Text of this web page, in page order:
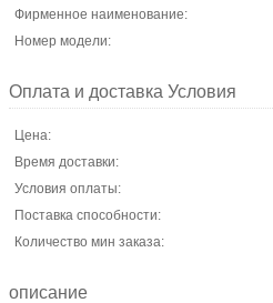
Фирменное наименование:
Номер модели:
Оплата и доставка Условия
Цена:
Время доставки:
Условия оплаты:
Поставка способности:
Количество мин заказа:
описание